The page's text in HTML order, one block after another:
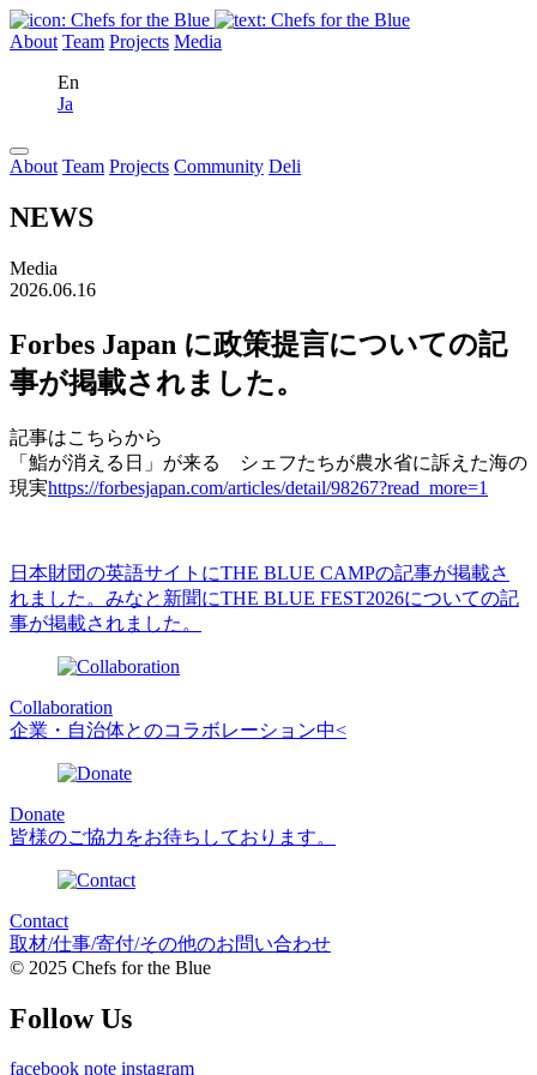
About Team Projects Media
En
Ja
About Team Projects Community Deli
NEWS
Media
2026.06.16
Forbes Japan に政策提言についての記
事が掲載されました。
記事はこちらから
「鮨が消える日」が来る シェフたちが農水省に訴えた海の
現実https://forbesjapan.com/articles/detail/98267?read_more=1
日本財団の英語サイトにTHE BLUE CAMPの記事が掲載さ
れました。 みなと新聞にTHE BLUE FEST2026についての記
事が掲載されました。
Collaboration
企業・自治体とのコラボレーション中<
Donate
皆様のご協力をお待ちしております。
Contact
取材/仕事/寄付/その他のお問い合わせ
© 2025 Chefs for the Blue
Follow Us
facebook note instagram